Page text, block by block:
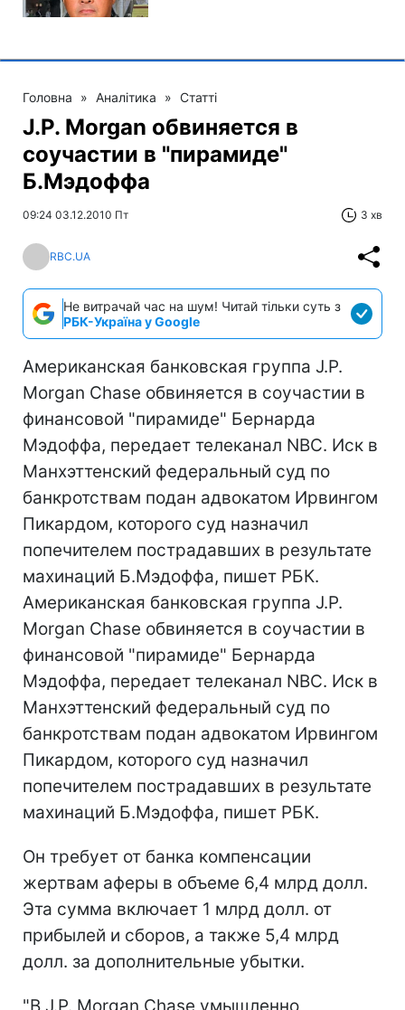
Головна » Аналітика » Статті
J.P. Morgan обвиняется в
соучастии в "пирамиде"
Б.Мэдоффа
09:24 03.12.2010 Пт 3 хв
RBC.UA
Не витрачай час на шум! Читай тільки суть з
РБК-Україна у Google
Американская банковская группа J.P.
Morgan Chase обвиняется в соучастии в
финансовой "пирамиде" Бернарда
Мэдоффа, передает телеканал NBC. Иск в
Манхэттенский федеральный суд по
банкротствам подан адвокатом Ирвингом
Пикардом, которого суд назначил
попечителем пострадавших в результате
махинаций Б.Мэдоффа, пишет РБК.
Американская банковская группа J.P.
Morgan Chase обвиняется в соучастии в
финансовой "пирамиде" Бернарда
Мэдоффа, передает телеканал NBC. Иск в
Манхэттенский федеральный суд по
банкротствам подан адвокатом Ирвингом
Пикардом, которого суд назначил
попечителем пострадавших в результате
махинаций Б.Мэдоффа, пишет РБК.
Он требует от банка компенсации
жертвам аферы в объеме 6,4 млрд долл.
Эта сумма включает 1 млрд долл. от
прибылей и сборов, а также 5,4 млрд
долл. за дополнительные убытки.
"В J.P. Morgan Chase умышленно